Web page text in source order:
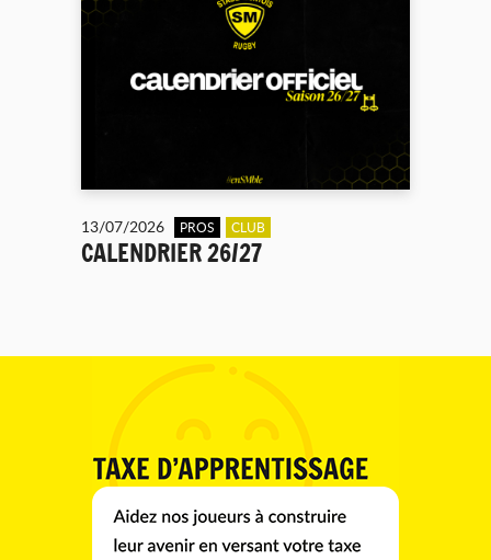
13/07/2026 PROS CLUB
CALENDRIER 26/27